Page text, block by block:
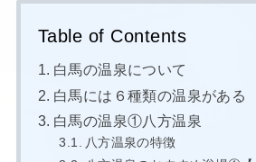
Table of Contents
白馬の温泉について
白馬には６種類の温泉がある
白馬の温泉①八方温泉
八方温泉の特徴